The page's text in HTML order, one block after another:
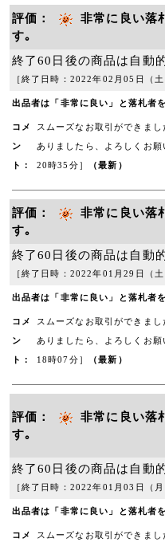
評価：
非常に良い落
す｡
終了60日後の商品は自動
［終了日時：2022年02月05日（
出品者は「非常に良い」と落札者
コメ
ン
ト：
スムーズなお取引ができま
ありましたら、よろしくお
20時35分］ （最新）
評価：
非常に良い落
す｡
終了60日後の商品は自動
［終了日時：2022年01月29日（
出品者は「非常に良い」と落札者
コメ
ン
ト：
スムーズなお取引ができま
ありましたら、よろしくお
18時07分］ （最新）
評価：
非常に良い落
す｡
終了60日後の商品は自動
［終了日時：2022年01月03日（
出品者は「非常に良い」と落札者
コメ スムーズなお取引ができま